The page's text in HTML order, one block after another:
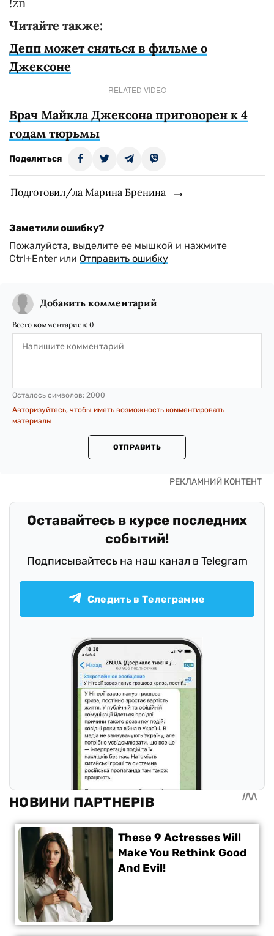
Читайте также:
Депп может сняться в фильме о
Джексоне
RELATED VIDEO
Врач Майкла Джексона приговорен к 4
годам тюрьмы
Поделиться
Подготовил/ла Марина Бренина
Заметили ошибку?
Пожалуйста, выделите ее мышкой и нажмите
Ctrl+Enter или Отправить ошибку
Добавить комментарий
Всего комментариев: 0
Осталось символов: 2000
Авторизуйтесь, чтобы иметь возможность комментировать
материалы
ОТПРАВИТЬ
Оставайтесь в курсе последних
событий!
Подписывайтесь на наш канал в Telegram
Следить в Телеграмме